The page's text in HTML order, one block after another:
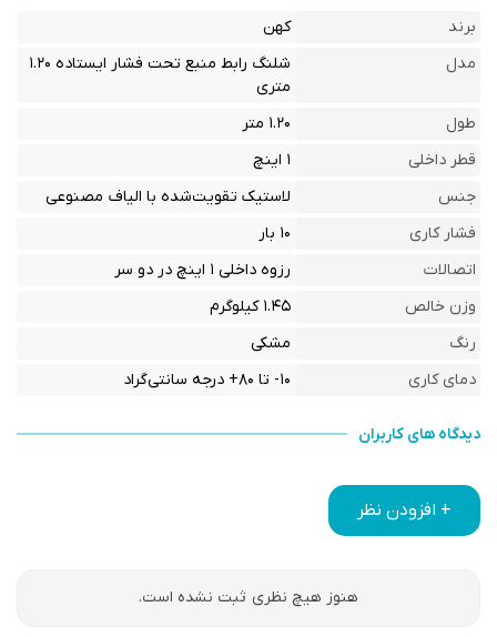
برند
کهن
مدل
شلنگ رابط منبع تحت فشار ایستاده ۱.۲۰
متری
طول
۱.۲۰ متر
قطر داخلی
۱ اینچ
جنس
لاستیک تقویت‌شده با الیاف مصنوعی
فشار کاری
۱۰ بار
اتصالات
رزوه داخلی ۱ اینچ در دو سر
وزن خالص
۱.۴۵ کیلوگرم
رنگ
مشکی
دمای کاری
۱۰- تا ۸۰+ درجه سانتی‌گراد
دیدگاه های کاربران
+ افزودن نظر
هنوز هیچ نظری ثبت نشده است.